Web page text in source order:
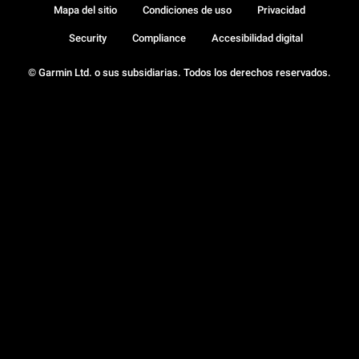
© Garmin Ltd. o sus subsidiarias. Todos los derechos reservados.
Mapa del sitio Condiciones de uso Privacidad
Security Compliance Accesibilidad digital